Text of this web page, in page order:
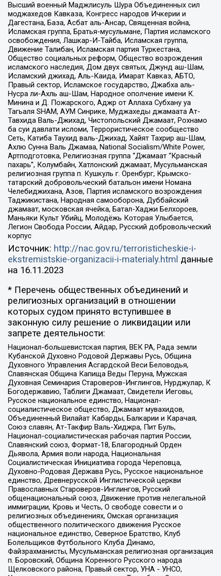
Высший военный Маджлисуль Шура Объединенных сил
моджахедов Кавказа, Конгресс народов Ичкерии и
Дагестана, База, Асбат аль-Ансар, Священная война,
Исламская группа, Братья-мусульмане, Партия исламского
освобождения, Лашкар-И-Тайба, Исламская группа,
Движение Талибан, Исламская партия Туркестана,
Общество социальных реформ, Общество возрождения
исламского наследия, Дом двух святых, Джунд аш-Шам,
Исламский джихад, Аль-Каида, Имарат Кавказ, АБТО,
Правый сектор, Исламское государство, Джабха аль-
Нусра ли-Ахль аш-Шам, Народное ополчение имени К.
Минина и Д. Пожарского, Аджр от Аллаха Субхану уа
Тагьаля SHAM, АУМ Синрике, Муджахеды джамаата Ат-
Тавхида Валь-Джихад, Чистопольский Джамаат, Рохнамо
ба суи давлати исломи, Террористическое сообщество
Сеть, Катиба Таухид валь-Джихад, Хайят Тахрир аш-Шам,
Ахлю Сунна Валь Джамаа, National Socialism/White Power,
Артподготовка, Религиозная группа “Джамаат “Красный
пахарь”, Колумбайн, Хатлонский джамаат, Мусульманская
религиозная группа п. Кушкуль г. Оренбург, Крымско-
татарский добровольческий батальон имени Номана
Челебиджихана, Азов, Партия исламского возрождения
Таджикистана, Народная самооборона, Дуббайский
джамаат, московская ячейка, Батал-Хаджи Белхороев,
Маньяки Культ Убийц, Молодёжь Которая Улыбается,
Легион Свобода России, Айдар, Русский добровольческий
корпус
Источник: http://nac.gov.ru/terroristicheskie-i-
ekstremistskie-organizacii-i-materialy.html данные
на 16.11.2023
* Перечень общественных объединений и
религиозных организаций в отношении
которых судом принято вступившее в
законную силу решение о ликвидации или
запрете деятельности:
Национал-большевистская партия, ВЕК РА, Рада земли
Кубанской Духовно Родовой Державы Русь, Община
Духовного Управления Асгардской Веси Беловодья,
Славянская Община Капища Веды Перуна, Мужская
Духовная Семинария Староверов-Инглингов, Нурджулар, К
Богодержавию, Таблиги Джамаат, Свидетели Иеговы,
Русское национальное единство, Национал-
социалистическое общество, Джамаат мувахидов,
Объединенный Вилайат Кабарды, Балкарии и Карачая,
Союз славян, Ат-Такфир Валь-Хиджра, Пит Буль,
Национал-социалистическая рабочая партия России,
Славянский союз, Формат-18, Благородный Орден
Дьявола, Армия воли народа, Национальная
Социалистическая Инициатива города Череповца,
Духовно-Родовая Держава Русь, Русское национальное
единство, Древнерусской Инглистической церкви
Православных Староверов-Инглингов, Русский
общенациональный союз, Движение против нелегальной
иммиграции, Кровь и Честь, О свободе совести и о
религиозных объединениях, Омская организация
общественного политического движения Русское
национальное единство, Северное Братство, Клуб
Болельщиков Футбольного Клуба Динамо,
Файзрахманисты, Мусульманская религиозная организация
п. Боровский, Община Коренного Русского народа
Щелковского района, Правый сектор, УНА - УНСО,